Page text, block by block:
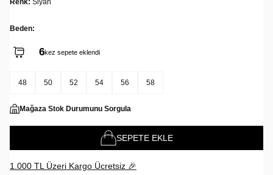
Renk: Siyah
Beden:
6kez sepete eklendi
48 50 52 54 56 58
Mağaza Stok Durumunu Sorgula
SEPETE EKLE
1.000 TL Üzeri Kargo Ücretsiz 🎉